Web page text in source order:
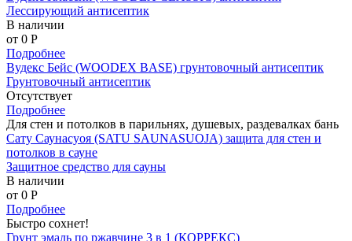
Лессирующий антисептик
В наличии
от 0 P
Подробнее
Вудекс Бейс (WOODEX BASE) грунтовочный антисептик
Грунтовочный антисептик
Отсутствует
Подробнее
Для стен и потолков в парильнях, душевых, раздевалках бань
Сату Саунасуоя (SATU SAUNASUOJA) защита для стен и
потолков в сауне
Защитное средство для сауны
В наличии
от 0 P
Подробнее
Быстро сохнет!
Грунт эмаль по ржавчине 3 в 1 (КОРРЕКС)